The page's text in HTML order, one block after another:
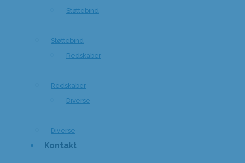
Støttebind
Redskaber
Diverse
Kontakt
Støttebind
Redskaber
Diverse